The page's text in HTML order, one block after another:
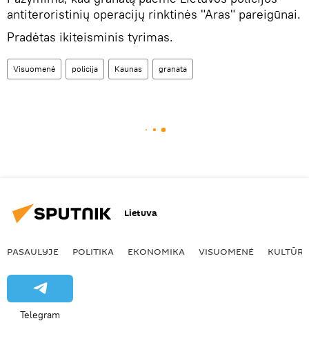
antiteroristinių operacijų rinktinės "Aras" pareigūnai.
Pradėtas ikiteisminis tyrimas.
Visuomenė policija Kaunas granata
Lietuva
PASAULYJE POLITIKA EKONOMIKA VISUOMENĖ KULTŪRA
Telegram